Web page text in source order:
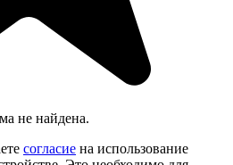
не найдена.
согласие на использование